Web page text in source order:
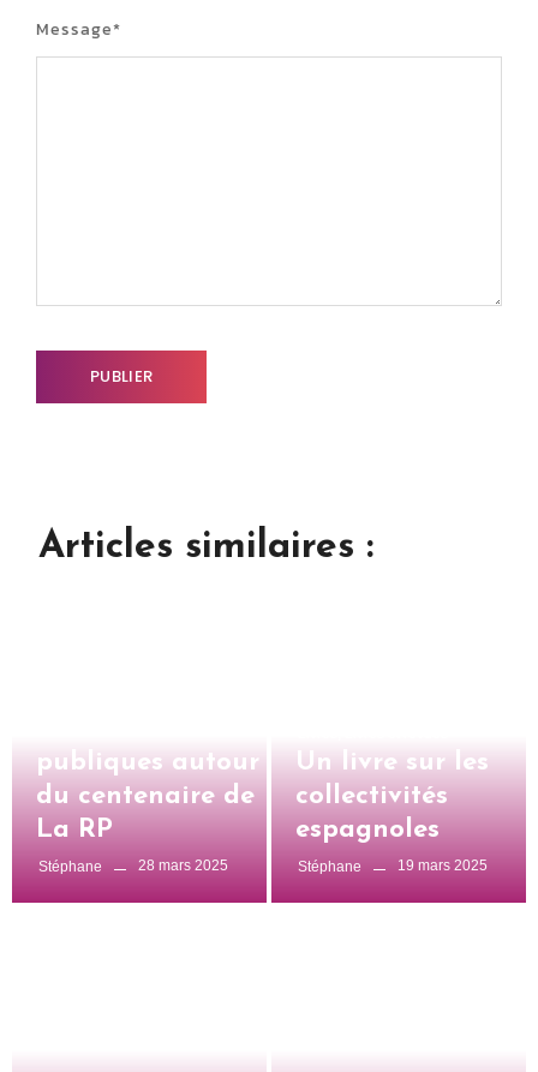
Message*
Articles similaires :
publiques autour
du centenaire de
La RP
Stéphane 28 mars 2025
Un livre sur les
collectivités
espagnoles
Stéphane 19 mars 2025